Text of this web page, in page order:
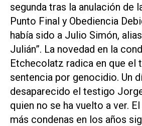
segunda tras la anulación de
Punto Final y Obediencia
había sido a Julio Simón,
Julián”. La novedad en la
Etchecolatz radica en que el
sentencia por genocidio. Un
desaparecido el testigo
quien no se ha vuelto a ver.
más condenas en los años